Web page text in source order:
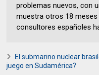
problemas nuevos, con
muestra otros 18
consultores españoles
El submarino nuclear
juego en Sudamérica?